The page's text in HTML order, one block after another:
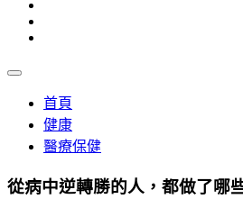
首頁
健康
醫療保健
從病中逆轉勝的人，都做了哪